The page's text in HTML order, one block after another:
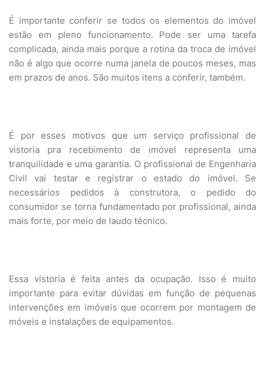
É importante conferir se todos os elementos do imóvel
estão em pleno funcionamento. Pode ser uma tarefa
complicada, ainda mais porque a rotina da troca de imóvel
não é algo que ocorre numa janela de poucos meses, mas
em prazos de anos. São muitos itens a conferir, também.
É por esses motivos que um serviço profissional de
vistoria pra recebimento de imóvel representa uma
tranquilidade e uma garantia. O profissional de Engenharia
Civil vai testar e registrar o estado do imóvel. Se
necessários pedidos à construtora, o pedido do
consumidor se torna fundamentado por profissional, ainda
mais forte, por meio de laudo técnico.
Essa vistoria é feita antes da ocupação. Isso é muito
importante para evitar dúvidas em função de pequenas
intervenções em imóveis que ocorrem por montagem de
móveis e instalações de equipamentos.